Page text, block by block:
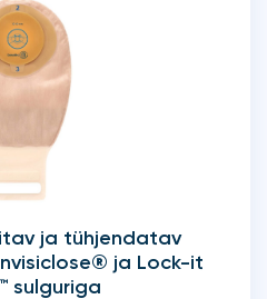
ja tühjendatav
ja Lock-it
sulguriga